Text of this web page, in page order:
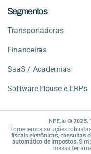
Segmentos
Transportadoras
Financeiras
SaaS / Academias
Software House e ERPs
NFE.io © 2025.
Fornecemos soluções
fiscais eletrônicas, consultas
automático de impostos.
nossas